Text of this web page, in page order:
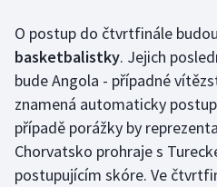
Florbal
Golf
Gymnastika
O postup do čtvrtfinále
basketbalistky. Jejich
bude Angola - případné
znamená automaticky
případě porážky by
Chorvatsko prohraje s
postupujícím skóre. Ve